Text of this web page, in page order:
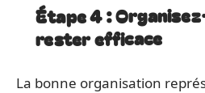
Étape 4 :
rester efficace
La bonne organisation